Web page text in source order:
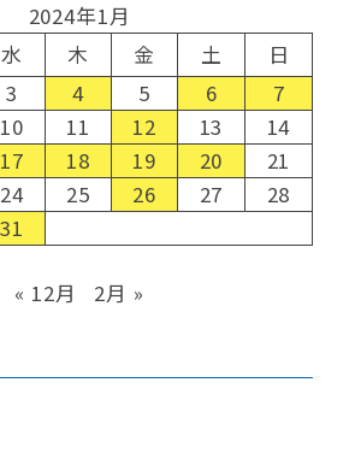
2024年1月
水 木 金 土
日
3 4 5 6
7
10 11 12 13
14
17 18 19 20
21
24 25 26 27
28
31
« 12月 2月 »